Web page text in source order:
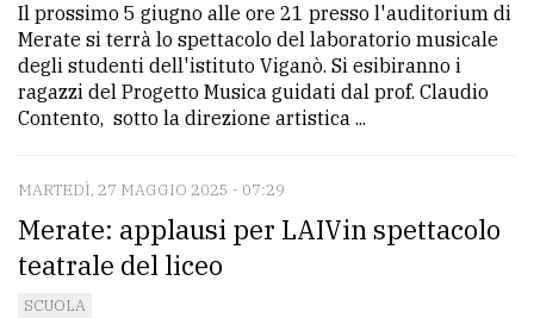
Il prossimo 5 giugno alle ore 21 presso l'auditorium di
Merate si terrà lo spettacolo del laboratorio musicale
degli studenti dell'istituto Viganò. Si esibiranno i
ragazzi del Progetto Musica guidati dal prof. Claudio
Contento, sotto la direzione artistica ...
MARTEDÌ, 27 MAGGIO 2025 - 07:29
Merate: applausi per LAIVin spettacolo
teatrale del liceo
SCUOLA